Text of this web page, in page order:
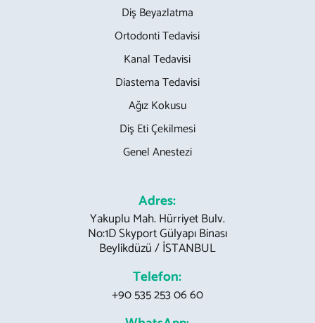
Diş Beyazlatma
Ortodonti Tedavisi
Kanal Tedavisi
Diastema Tedavisi
Ağız Kokusu
Diş Eti Çekilmesi
Genel Anestezi
Adres:
Yakuplu Mah. Hürriyet Bulv.
No:1D Skyport Gülyapı Binası
Beylikdüzü / İSTANBUL
Telefon:
+90 535 253 06 60